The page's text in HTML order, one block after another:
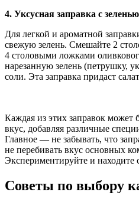
4. Уксусная заправка с зеленью
Для легкой и ароматной
свежую зелень. Смешайте 2
4 столовыми ложками
нарезанную зелень (петрушку,
соли. Эта заправка придаст
Каждая из этих заправок может
вкус, добавляя различные
Главное — не забывать, что
не перебивать вкус основных
Экспериментируйте и находите
Советы по выбору